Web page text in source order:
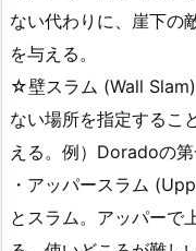
ない代わりに、崖下の
を与える。
☆壁スラム (Wall
ない場所を指定するこ
える。例）Doradoの
・アッパースラム
とスラム。アッパーで